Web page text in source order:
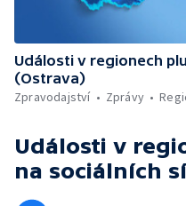
Události v regionech
(Ostrava)
Zpravodajství
Zprávy
Události v
na sociálních